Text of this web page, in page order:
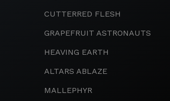
CUTTERRED FLESH
GRAPEFRUIT ASTRONAUTS
HEAVING EARTH
ALTARS ABLAZE
MALLEPHYR